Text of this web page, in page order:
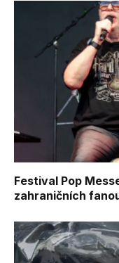
Festival Pop
zahraničních